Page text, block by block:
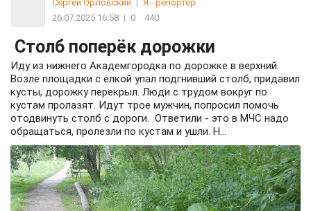
Сергей Орловский | Я - репортер
26.07.2025 16:58 | 0 440
Столб поперёк дорожки
Иду из нижнего Академгородка по дорожке в верхний.
Возле площадки с ёлкой упал подгнивший столб, придавил
кусты, дорожку перекрыл. Люди с трудом вокруг по
кустам пролазят. Идут трое мужчин, попросил помочь
отодвинуть столб с дороги. Ответили - это в МЧС надо
обращаться, пролезли по кустам и ушли. Н...